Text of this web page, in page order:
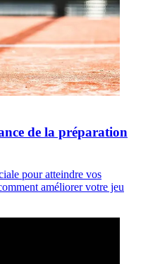
de la préparation
pour atteindre vos
améliorer votre jeu